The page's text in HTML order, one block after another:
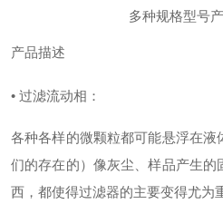
多种规格型号
产品描述
• 过滤流动相：
各种各样的微颗粒都可能悬浮在液
们的存在的）像灰尘、样品产生
西，都使得过滤器的主要变得尤为